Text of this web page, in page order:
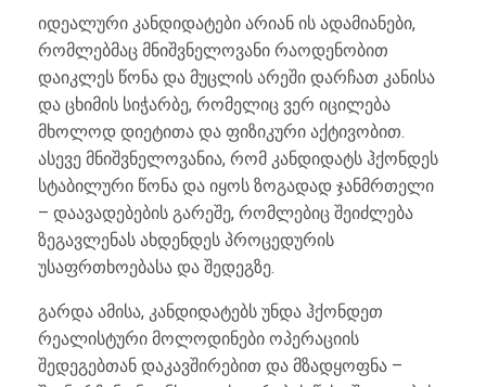
იდეალური კანდიდატები არიან ის ადამიანები,
რომლებმაც მნიშვნელოვანი რაოდენობით
დაიკლეს წონა და მუცლის არეში დარჩათ კანისა
და ცხიმის სიჭარბე, რომელიც ვერ იცილება
მხოლოდ დიეტითა და ფიზიკური აქტივობით.
ასევე მნიშვნელოვანია, რომ კანდიდატს ჰქონდეს
სტაბილური წონა და იყოს ზოგადად ჯანმრთელი
– დაავადებების გარეშე, რომლებიც შეიძლება
ზეგავლენას ახდენდეს პროცედურის
უსაფრთხოებასა და შედეგზე.
გარდა ამისა, კანდიდატებს უნდა ჰქონდეთ
რეალისტური მოლოდინები ოპერაციის
შედეგებთან დაკავშირებით და მზადყოფნა –